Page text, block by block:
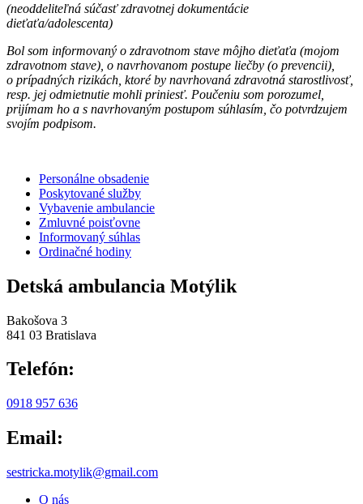
(neoddeliteľná súčasť zdravotnej dokumentácie
dieťaťa/adolescenta)
Bol som informovaný o zdravotnom stave môjho dieťaťa (mojom
zdravotnom stave), o navrhovanom postupe liečby (o prevencii),
o prípadných rizikách, ktoré by navrhovaná zdravotná starostlivosť,
resp. jej odmietnutie mohli priniesť. Poučeniu som porozumel,
prijímam ho a s navrhovaným postupom súhlasím, čo potvrdzujem
svojím podpisom.
Personálne obsadenie
Poskytované služby
Vybavenie ambulancie
Zmluvné poisťovne
Informovaný súhlas
Ordinačné hodiny
Detská ambulancia Motýlik
Bakošova 3
841 03 Bratislava
Telefón:
0918 957 636
Email:
sestricka.motylik@gmail.com
O nás